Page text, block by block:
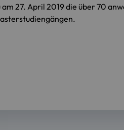
27. April 2019 die über 70